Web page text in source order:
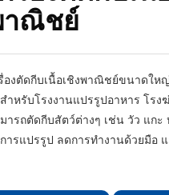
ณิชย์
องตัดกีบเนื้อเชิงพาณิชย์ขนาดใ
ำหรับโรงงานแปรรูปอาหาร โร
ารถตัดกีบสัตว์ต่างๆ เช่น วัว แก
ารแปรรูป ลดการทำงานด้วยมือ